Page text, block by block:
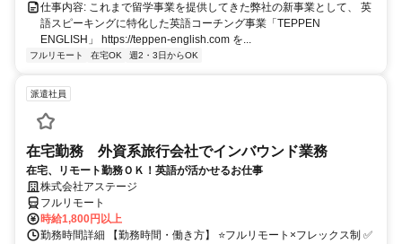
仕事内容: これまで留学事業を提供してきた弊社の新事業として、 英
語スピーキングに特化した英語コーチング事業「TEPPEN
ENGLISH」 https://teppen-english.com を...
フルリモート 在宅OK 週2・3日からOK
派遣社員
在宅勤務 外資系旅行会社でインバウンド業務
在宅、リモート勤務ＯＫ！英語が活かせるお仕事
株式会社アステージ
フルリモート
時給1,800円以上
勤務時間詳細 【勤務時間・働き方】 ⭐フルリモート×フレックス制 ✅